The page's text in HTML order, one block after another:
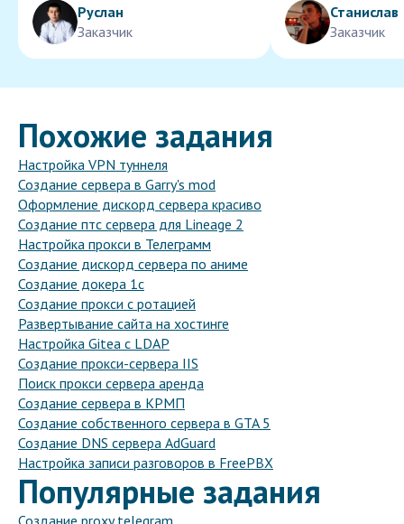
Руслан
Заказчик
Станислав
Заказчик
Похожие задания
Настройка VPN туннеля
Создание сервера в Garry's mod
Оформление дискорд сервера красиво
Создание птс сервера для Lineage 2
Настройка прокси в Телеграмм
Создание дискорд сервера по аниме
Создание докера 1с
Создание прокси с ротацией
Развертывание сайта на хостинге
Настройка Gitea с LDAP
Создание прокси-сервера IIS
Поиск прокси сервера аренда
Создание сервера в КРМП
Создание собственного сервера в GTA 5
Создание DNS сервера AdGuard
Настройка записи разговоров в FreePBX
Популярные задания